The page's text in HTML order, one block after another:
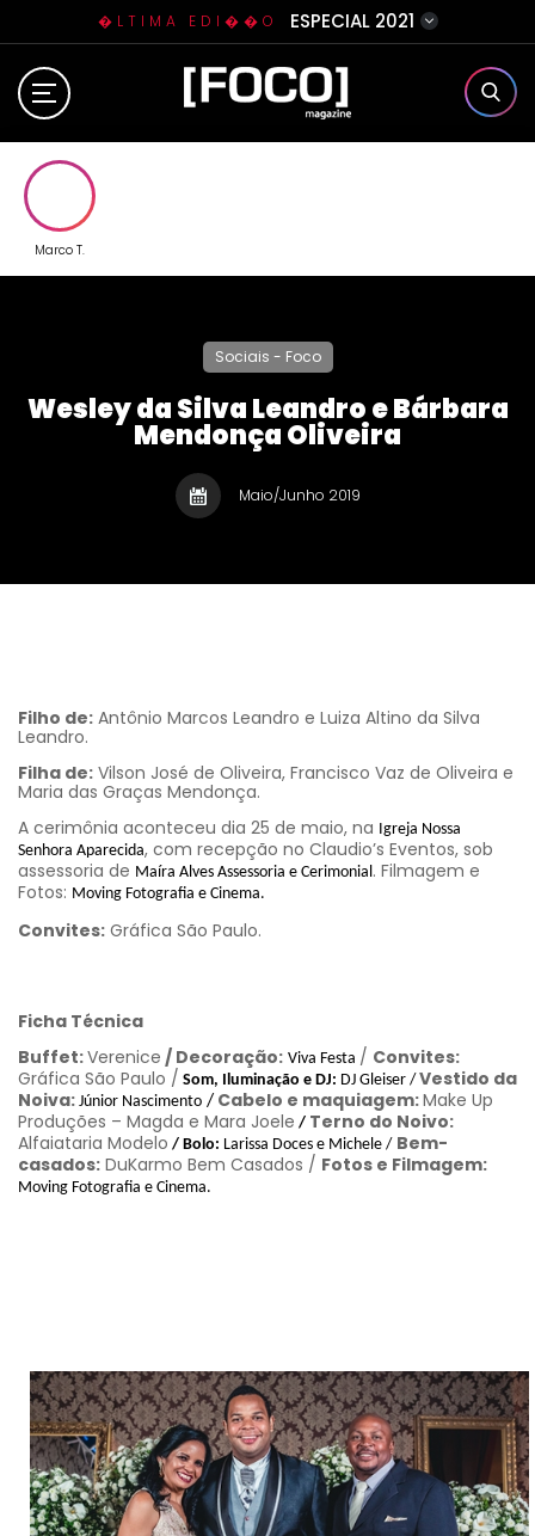
�LTIMA EDI��O ESPECIAL 2021
Home
Contato
Marco T.
Sociais - Foco
Wesley da Silva Leandro e Bárbara
Mendonça Oliveira
Maio/Junho 2019
Filho de: Antônio Marcos Leandro e Luiza Altino da Silva
Leandro.
Filha de: Vilson José de Oliveira, Francisco Vaz de Oliveira e
Maria das Graças Mendonça.
A cerimônia aconteceu dia 25 de maio, na Igreja Nossa
Senhora Aparecida, com recepção no Claudio’s Eventos, sob
assessoria de Maíra Alves Assessoria e Cerimonial. Filmagem e
Fotos: Moving Fotografia e Cinema.
Convites: Gráfica São Paulo.
Ficha Técnica
Buffet:Verenice / Decoração: Viva Festa / Convites:
Gráfica São Paulo / Som, Iluminação e DJ: DJ Gleiser / Vestido da
Noiva: Júnior Nascimento / Cabelo e maquiagem:Make Up
Produções – Magda e Mara Joele / Terno do Noivo:
Alfaiataria Modelo / Bolo: Larissa Doces e Michele / Bem-
casados: DuKarmo Bem Casados / Fotos e Filmagem:
Moving Fotografia e Cinema.